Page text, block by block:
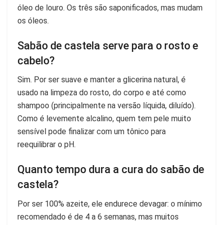
óleo de louro. Os três são saponificados, mas mudam
os óleos.
Sabão de castela serve para o rosto e
cabelo?
Sim. Por ser suave e manter a glicerina natural, é
usado na limpeza do rosto, do corpo e até como
shampoo (principalmente na versão líquida, diluído).
Como é levemente alcalino, quem tem pele muito
sensível pode finalizar com um tônico para
reequilibrar o pH.
Quanto tempo dura a cura do sabão de
castela?
Por ser 100% azeite, ele endurece devagar: o mínimo
recomendado é de 4 a 6 semanas, mas muitos